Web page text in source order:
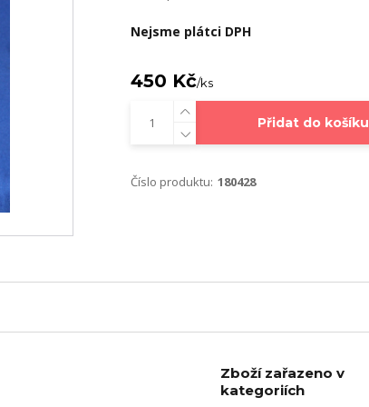
Nejsme plátci DPH
450 Kč/ks
Přidat do košíku
Číslo produktu: 180428
Zboží zařazeno v
kategoriích